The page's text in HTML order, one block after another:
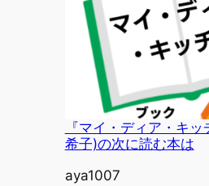
『マイ・ディア・キ
希子)の次に読む本は
投稿者
aya1007